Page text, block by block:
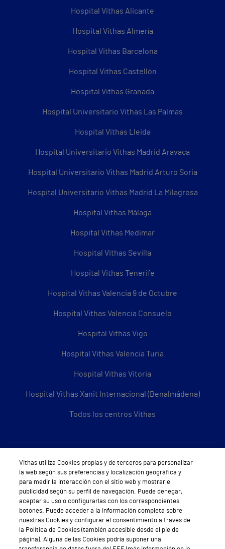
Hospital Vithas Alicante
Hospital Vithas Almería
Hospital Vithas Barcelona
Hospital Vithas Castellón
Hospital Vithas Granada
Hospital Universitario Vithas Las Palmas
Hospital Vithas Lleida
Hospital Universitario Vithas Madrid Aravaca
Hospital Universitario Vithas Madrid Arturo Soria
Hospital Universitario Vithas Madrid La Milagrosa
Hospital Vithas Málaga
Hospital Vithas Medimar
Hospital Vithas Sevilla
Hospital Vithas Tenerife
Hospital Vithas Valencia 9 de Octubre
Hospital Vithas Valencia Consuelo
Hospital Vithas Vigo
Hospital Vithas Valencia Turia
Hospital Vithas Vitoria
Hospital Vithas Xanit Internacional (Benalmádena)
Todos los centros Vithas
Sobre Vithas
Quiénes somos
Trabajar en Vithas
Teléfono Cita Médica
Teléfono Atención al Cliente
Vithas utiliza Cookies propias y de terceros para personalizar
la web según sus preferencias y localización geográfica y
para medir la interacción con el sitio web y mostrarle
publicidad según su perfil de navegación. Puede denegar,
aceptar su uso o configurarlas con los correspondientes
botones. Puede acceder a la información completa sobre
nuestras Cookies y configurar el consentimiento a través de
la Política de Cookies (también accesible desde el pie de
página). Alguna de las Cookies podría suponer una